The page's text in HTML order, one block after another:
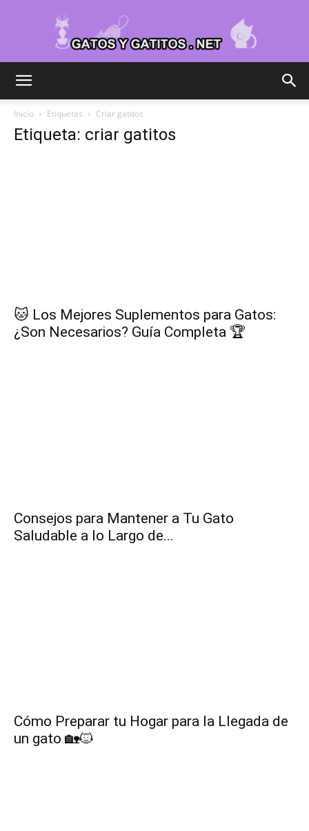
–
Inicio Etiquetas Criar gatitos
Etiqueta: criar gatitos
🐱 Los Mejores Suplementos para Gatos:
¿Son Necesarios? Guía Completa 🏆
Consejos para Mantener a Tu Gato
Saludable a lo Largo de...
Cómo Preparar tu Hogar para la Llegada de
un gato 🏡🐱